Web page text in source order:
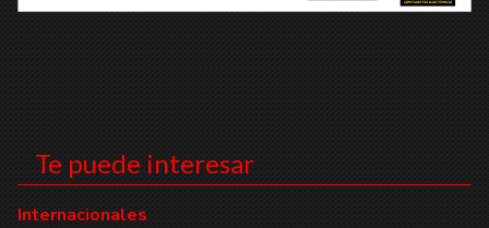
Te puede interesar
Internacionales